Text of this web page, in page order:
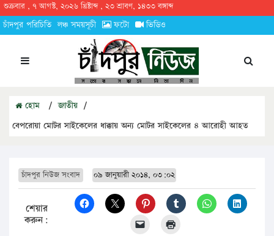
শুক্রবার , ৭ আগস্ট, ২০২৬ খ্রিষ্টাব্দ , ২৩ শ্রাবণ, ১৪৩৩ বঙ্গাব্দ
চাঁদপুর পরিচিতি লঞ্চ সময়সূচী ফটো ভিডিও
হোম / জাতীয় /
বেপরোয়া মোটর সাইকেলের ধাক্কায় অন্য মোটর সাইকেলের ৪ আরোহী আহত
চাঁদপুর নিউজ সংবাদ ০৯ জানুয়ারী ২০১৪, ০৩:০২
শেয়ার
করুন: